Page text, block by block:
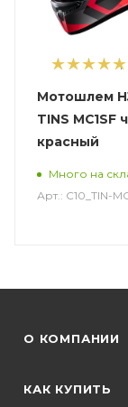
1
Мотошлем
TINS MC1SF
красный
Много на
Арт.: C10_TIN-
О КОМПАНИИ
КАК КУПИТЬ